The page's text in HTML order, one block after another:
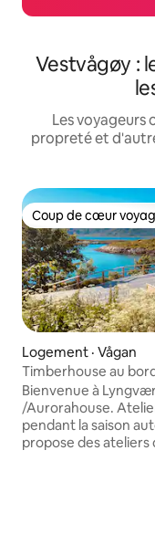
Vestvågøy :
Les
propreté et
Coup de cœur
Coup de cœur
Logement · Vågan
Timberhouse au
océanique-Aurora
Bienvenue à
/Aurorahouse. Atelier de céramique :
pendant la saison
propose des ateliers